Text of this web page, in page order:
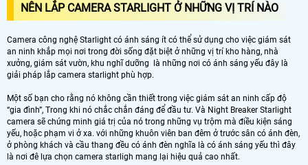
NÊN LẮP CAMERA STARLIGHT Ở NHỮNG VỊ TRÍ NÀO
Camera công nghệ Starlight có ánh sáng ít có thể sử dụng cho việc giám sát
an ninh khắp mọi nơi trong đời sống đặt biệt ở những vị trí kho hàng, nhà
xưởng, giám sát vườn, khu nghĩ dưỡng là những nơi có ánh sáng yếu đây là
giải pháp lắp camera starlight phù hợp.
Một số bạn cho rằng nó không cần thiết trong việc giám sát an ninh cấp độ
“gia đình”, Trong khi nó chắc chắn đáng để đầu tư. Và Night Breaker Starlight
camera sẽ chứng minh giá trị của nó trong những vụ trộm mà điều kiện sáng
yếu, hoặc phạm vi ở xa. với những khuôn viên ban đêm ở trước sân có ánh đèn,
ở phòng khách và cầu thang đều có ánh đèn nghĩa là có ánh sáng yếu thì đây
là nơi đê lựa chọn camera starligh mang lại hiệu quả cao nhất.